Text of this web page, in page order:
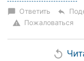
chat_bubble Ответить reply
warning Пожаловаться
replay